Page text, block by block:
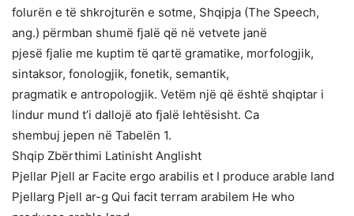
folurën e të shkrojturën e sotme, Shqipja (The Speech,
ang.) përmban shumë fjalë që në vetvete janë
pjesë fjalie me kuptim të qartë gramatike, morfologjik,
sintaksor, fonologjik, fonetik, semantik,
pragmatik e antropologjik. Vetëm një që është shqiptar i
lindur mund t’i dallojë ato fjalë lehtësisht. Ca
shembuj jepen në Tabelën 1.
Shqip Zbërthimi Latinisht Anglisht
Pjellar Pjell ar Facite ergo arabilis et I produce arable land
Pjellarg Pjell ar-g Qui facit terram arabilem He who